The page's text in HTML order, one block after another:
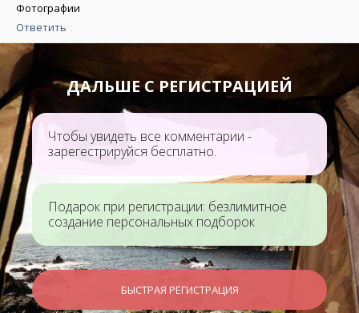
Фотографии
Ответить
ДАЛЬШЕ С РЕГИСТРАЦИЕЙ
Чтобы увидеть все комментарии -
зарегестрируйся бесплатно.
Подарок при регистрации: безлимитное
создание персональных подборок
БЫСТРАЯ РЕГИСТРАЦИЯ